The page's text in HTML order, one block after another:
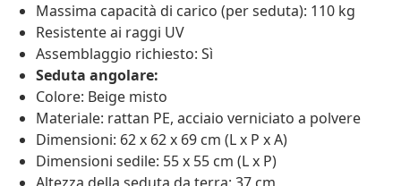
Massima capacità di carico (per seduta): 110 kg
Resistente ai raggi UV
Assemblaggio richiesto: Sì
Seduta angolare:
Colore: Beige misto
Materiale: rattan PE, acciaio verniciato a polvere
Dimensioni: 62 x 62 x 69 cm (L x P x A)
Dimensioni sedile: 55 x 55 cm (L x P)